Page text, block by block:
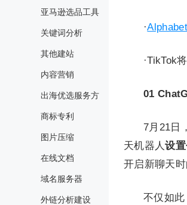
亚马逊选品工具
关键词分析
其他建站
内容营销
出海优选服务方
商标专利
图片压缩
在线文档
域名服务器
外链分析建设
·Alphabet
·TikTok
01
7月21日，
天机器人设
开启新聊天时
不仅如